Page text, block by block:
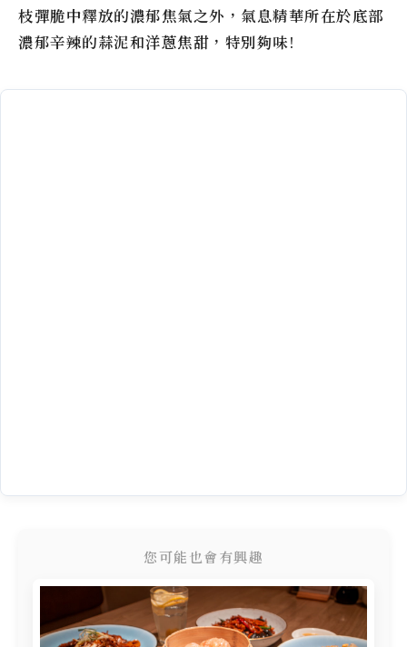
枝彈脆中釋放的濃郁焦氣之外，氣息精華所在於底部
濃郁辛辣的蒜泥和洋蔥焦甜，特別夠味!
您可能也會有興趣